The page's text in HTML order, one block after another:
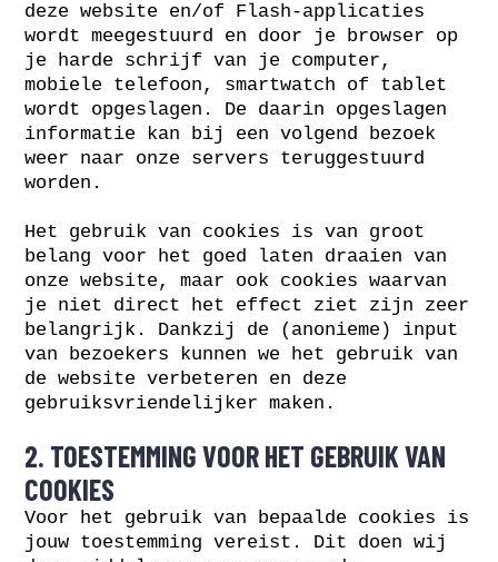
deze website en/of Flash-applicaties
wordt meegestuurd en door je browser op
je harde schrijf van je computer,
mobiele telefoon, smartwatch of tablet
wordt opgeslagen. De daarin opgeslagen
informatie kan bij een volgend bezoek
weer naar onze servers teruggestuurd
worden.
Het gebruik van cookies is van groot
belang voor het goed laten draaien van
onze website, maar ook cookies waarvan
je niet direct het effect ziet zijn zeer
belangrijk. Dankzij de (anonieme) input
van bezoekers kunnen we het gebruik van
de website verbeteren en deze
gebruiksvriendelijker maken.
2. TOESTEMMING VOOR HET GEBRUIK VAN
COOKIES
Voor het gebruik van bepaalde cookies is
jouw toestemming vereist. Dit doen wij